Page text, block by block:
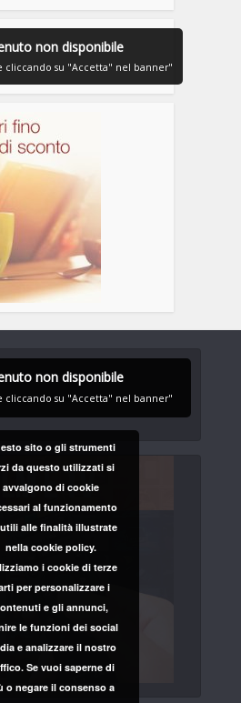
non disponibile
cliccando su "Accetta" nel banner"
non disponibile
cliccando su "Accetta" nel banner"
sito o gli strumenti
da questo utilizzati si
avvalgono di cookie
al funzionamento
alle finalità illustrate
nella cookie policy.
i cookie di terze
per personalizzare i
e gli annunci,
le funzioni dei social
e analizzare il nostro
Se vuoi saperne di
o negare il consenso a